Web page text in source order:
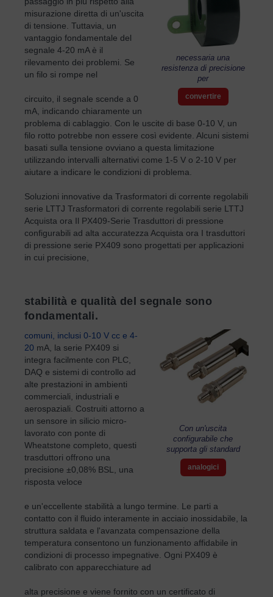
necessaria una
resistenza di precisione
per
convertire
misurazione diretta di un'uscita
di tensione. Tuttavia, un
vantaggio fondamentale del
segnale 4-20 mA è il
rilevamento dei problemi. Se
un filo si rompe nel
circuito, il segnale scende a 0
mA, indicando chiaramente un
problema di cablaggio. Con le uscite di base 0-10 V, un
filo rotto potrebbe non essere così evidente. Alcuni sistemi
basati sulla tensione ovviano a questa limitazione
utilizzando intervalli alternativi come 1-5 V o 2-10 V per
aiutare a indicare le condizioni di problema.
Soluzioni innovative da Trasformatori di corrente regolabili
serie LTTJ Trasformatori di corrente regolabili serie LTTJ
Acquista ora Il PX409-Serie Trasduttori di pressione
configurabili ad alta accuratezza Acquista ora I trasduttori
di pressione serie PX409 sono progettati per applicazioni
in cui precisione,
stabilità e qualità del segnale sono
fondamentali.
Con un'uscita
configurabile che
supporta gli standard
analogici
comuni, inclusi 0-10 V cc e 4-
20 mA, la serie PX409 si
integra facilmente con PLC,
DAQ e sistemi di controllo ad
alte prestazioni in ambienti
commerciali, industriali e
aerospaziali. Costruiti attorno a
un sensore in silicio micro-
lavorato con ponte di
Wheatstone completo, questi
trasduttori offrono una
precisione ±0,08% BSL, una
risposta veloce
e un'eccellente stabilità a lungo termine. Le parti a
contatto con il fluido interamente in acciaio inossidabile, la
struttura saldata e l'avanzata compensazione della
temperatura consentono un funzionamento affidabile in
condizioni di processo impegnative. Ogni PX409 è
calibrato con apparecchiature ad
alta precisione e viene fornito con un certificato di